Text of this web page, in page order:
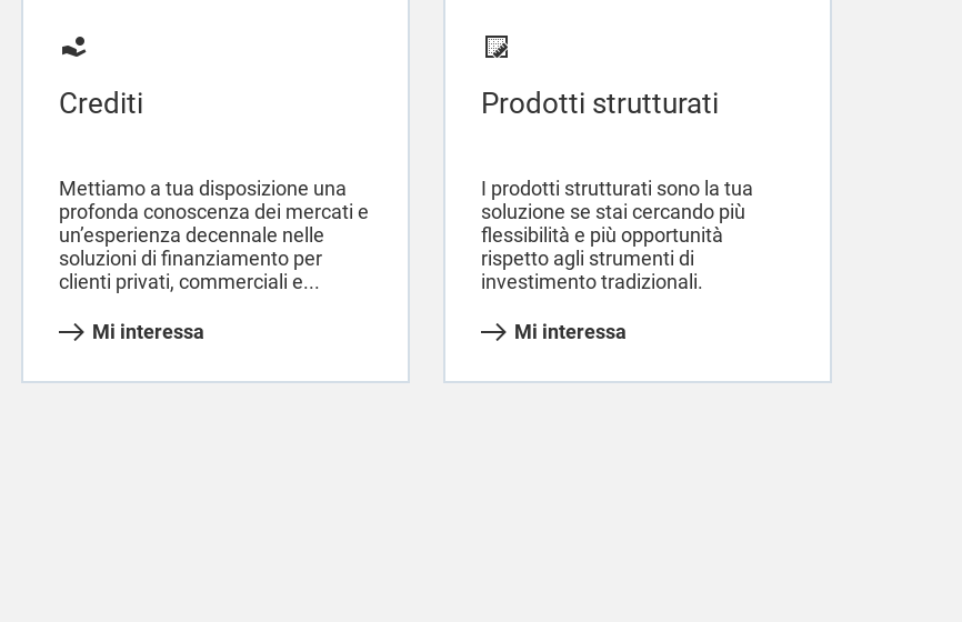
Crediti
Mettiamo a tua disposizione una
profonda conoscenza dei mercati e
un’esperienza decennale nelle
soluzioni di finanziamento per
clienti privati, commerciali e...
Mi interessa
Prodotti strutturati
I prodotti strutturati sono la tua
soluzione se stai cercando più
flessibilità e più opportunità
rispetto agli strumenti di
investimento tradizionali.
Mi interessa